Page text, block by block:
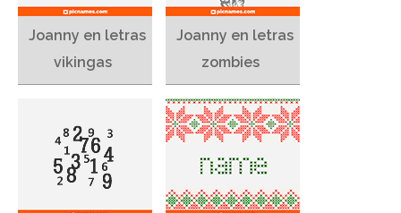
Joanny en letras
vikingas
Joanny en letras
zombies